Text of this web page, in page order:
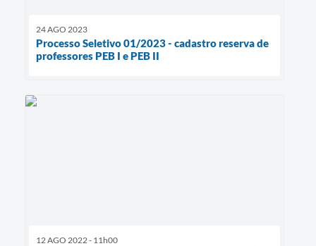
24 AGO 2023
Processo Seletivo 01/2023 - cadastro reserva de
professores PEB I e PEB II
12 AGO 2022 - 11h00